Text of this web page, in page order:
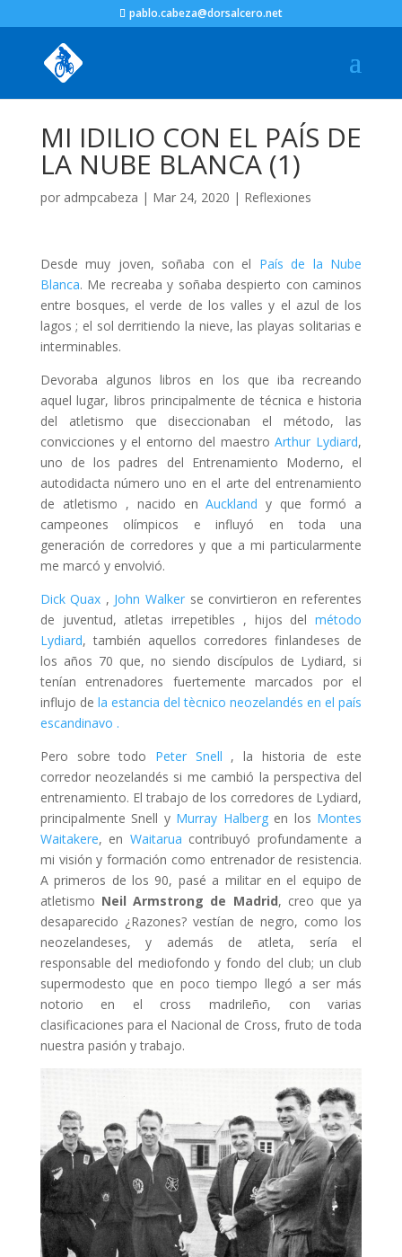
pablo.cabeza@dorsalcero.net
MI IDILIO CON EL PAÍS DE
LA NUBE BLANCA (1)
por admpcabeza | Mar 24, 2020 | Reflexiones
Desde muy joven, soñaba con el País de la Nube
Blanca. Me recreaba y soñaba despierto con caminos
entre bosques, el verde de los valles y el azul de los
lagos ; el sol derritiendo la nieve, las playas solitarias e
interminables.
Devoraba algunos libros en los que iba recreando
aquel lugar, libros principalmente de técnica e historia
del atletismo que diseccionaban el método, las
convicciones y el entorno del maestroArthur Lydiard,
uno de los padres del Entrenamiento Moderno, el
autodidacta número uno en el arte del entrenamiento
de atletismo , nacido enAuckland y que formó a
campeones olímpicos e influyó en toda una
generación de corredores y que a mi particularmente
me marcó y envolvió.
Dick Quax , John Walker se convirtieron en referentes
de juventud, atletas irrepetibles , hijos delmétodo
Lydiard, también aquellos corredores finlandeses de
los años 70 que, no siendo discípulos de Lydiard, si
tenían entrenadores fuertemente marcados por el
influjo de la estancia del tècnico neozelandés en el país
escandinavo .
Pero sobre todo Peter Snell , la historia de este
corredor neozelandés si me cambió la perspectiva del
entrenamiento. El trabajo de los corredores de Lydiard,
principalmente Snell y Murray Halberg en los Montes
Waitakere, en Waitarua contribuyó profundamente a
mi visión y formación como entrenador de resistencia.
A primeros de los 90, pasé a militar en el equipo de
atletismo Neil Armstrong de Madrid, creo que ya
desaparecido ¿Razones? vestían de negro, como los
neozelandeses, y además de atleta, sería el
responsable del mediofondo y fondo del club; un club
supermodesto que en poco tiempo llegó a ser más
notorio en el cross madrileño, con varias
clasificaciones para el Nacional de Cross, fruto de toda
nuestra pasión y trabajo.